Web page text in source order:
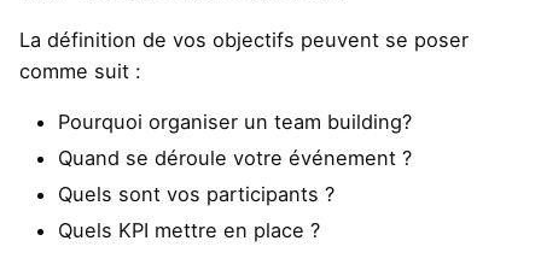
La définition de vos objectifs peuvent se poser
comme suit :
Pourquoi organiser un team building?
Quand se déroule votre événement ?
Quels sont vos participants ?
Quels KPI mettre en place ?